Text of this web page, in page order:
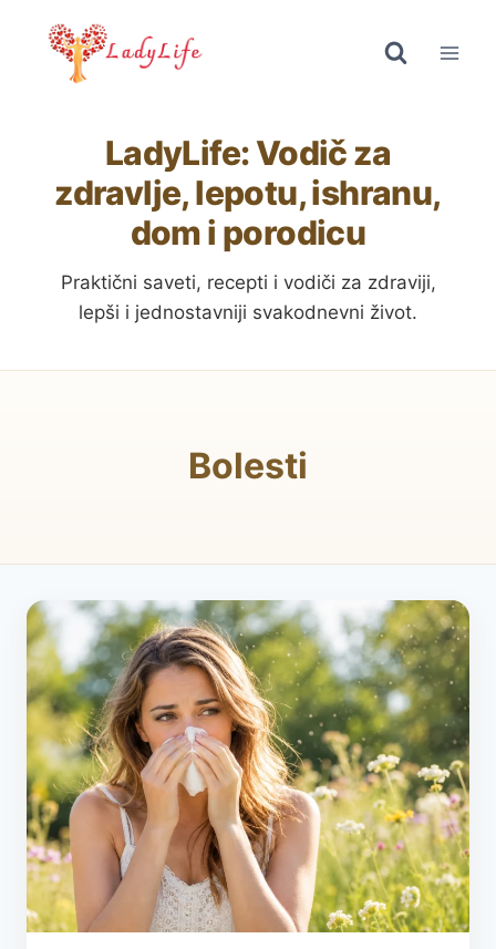
LadyLife: Vodič za
zdravlje, lepotu, ishranu,
dom i porodicu
Praktični saveti, recepti i vodiči za zdraviji,
lepši i jednostavniji svakodnevni život.
Bolesti